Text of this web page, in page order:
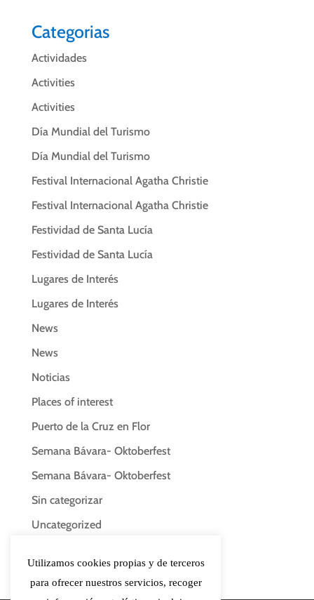
Categorias
Actividades
Activities
Activities
Día Mundial del Turismo
Día Mundial del Turismo
Festival Internacional Agatha Christie
Festival Internacional Agatha Christie
Festividad de Santa Lucía
Festividad de Santa Lucía
Lugares de Interés
Lugares de Interés
News
News
Noticias
Places of interest
Puerto de la Cruz en Flor
Semana Bávara- Oktoberfest
Semana Bávara- Oktoberfest
Sin categorizar
Uncategorized
Utilizamos cookies propias y de terceros
para ofrecer nuestros servicios, recoger